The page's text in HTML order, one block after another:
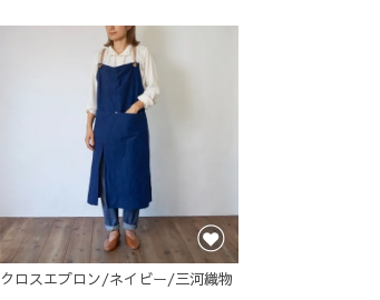
クロスエプロン/ネイビー/三河織物